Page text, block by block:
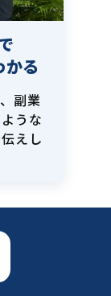
かる
副業
うな
えし